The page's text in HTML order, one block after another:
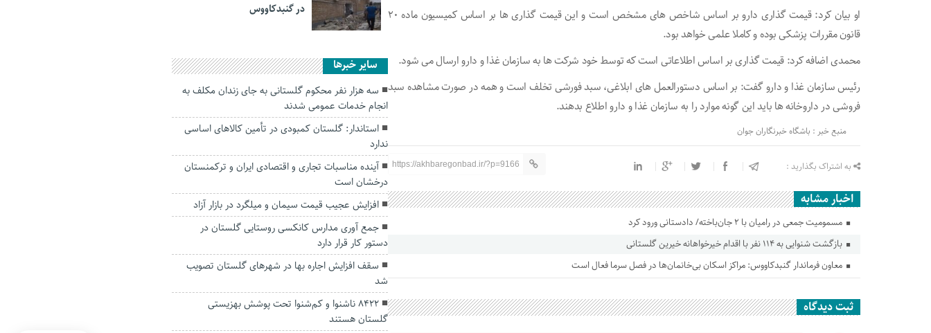
او بیان کرد: قیمت گذاری دارو بر اساس شاخص های مشخص است و این قیمت گذاری ها بر اساس کمیسیون ماده ۲۰
قانون مقررات پزشکی بوده و کاملا علمی خواهد بود.
محمدی اضافه کرد: قیمت گذاری بر اساس اطلاعاتی است که توسط خود شرکت ها به سازمان غذا و دارو ارسال می شود.
رئیس سازمان غذا و دارو گفت: بر اساس دستورالعمل های ابلاغی، سبد فورشی تخلف است و همه در صورت مشاهده سبد
فروشی در داروخانه ها باید این گونه موارد را به سازمان غذا و دارو اطلاع بدهند.
منبع خبر : باشگاه خبرنگاران جوان
به اشتراک بگذارید : https://akhbaregonbad.ir/?p=9166
اخبار مشابه
مسمومیت جمعی در رامیان با ۲ جان‌باخته/ دادستانی ورود کرد
بازگشت شنوایی به ۱۱۴ نفر با اقدام خیرخواهانه خیرین گلستانی
معاون فرماندار گنبدکاووس: مراکز اسکان بی‌خانمان‌ها در فصل سرما فعال است
ثبت دیدگاه
در گنبدکاووس
سایر خبرها
سه هزار نفر محکوم گلستانی به جای زندان مکلف به
انجام خدمات عمومی شدند
استاندار: گلستان کمبودی در تأمین کالاهای اساسی
ندارد
آینده مناسبات تجاری و اقتصادی ایران و ترکمنستان
درخشان است
افزایش عجیب قیمت سیمان و میلگرد در بازار آزاد
جمع آوری مدارس کانکسی روستایی گلستان در
دستور کار قرار دارد
سقف افزایش اجاره بها در شهرهای گلستان تصویب
شد
8422 ناشنوا و کم‌شنوا تحت پوشش بهزیستی
گلستان هستند